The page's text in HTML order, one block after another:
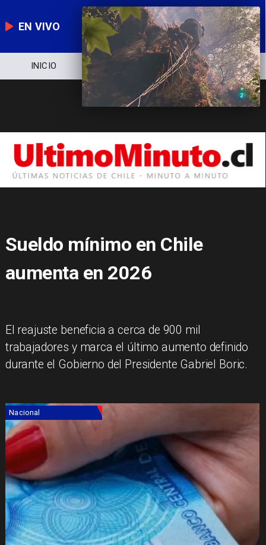
EN VIVO
NOTICIERO ECONOMÍA
Sueldo mínimo en Chile
aumenta en 2026
El reajuste beneficia a cerca de 900 mil
trabajadores y marca el último aumento definido
durante el Gobierno del Presidente Gabriel Boric.
Nacional